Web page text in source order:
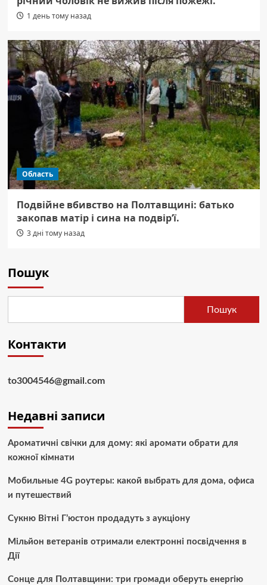
1 день тому назад
Область
Подвійне вбивство на Полтавщині: батько
закопав матір і сина на подвір’ї.
3 дні тому назад
Пошук
Пошук
Контакти
to3004546@gmail.com
Недавні записи
Ароматичні свічки для дому: які аромати обрати для
кожної кімнати
Мобильные 4G роутеры: какой выбрать для дома, офиса
и путешествий
Сукню Вітні Г’юстон продадуть з аукціону
Мільйон ветеранів отримали електронні посвідчення в
Дії
Сонце для Полтавщини: три громади оберуть енергію